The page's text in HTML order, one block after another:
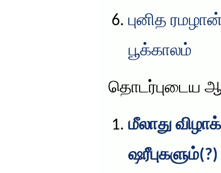
புனித
பூக்காலம்‎
தொடர்புடைய
மீலாது
ஷரீபுகளும்(?)